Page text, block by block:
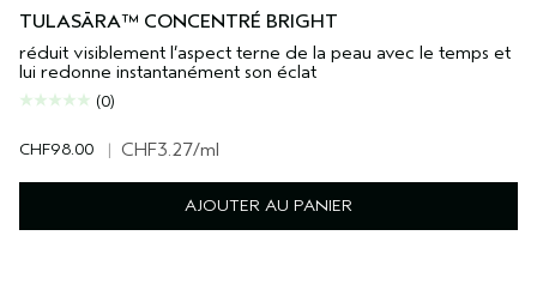
TULASĀRA™ CONCENTRÉ BRIGHT
réduit visiblement l’aspect terne de la peau avec le temps et
lui redonne instantanément son éclat
(0)
CHF98.00 | CHF3.27/ml
AJOUTER AU PANIER